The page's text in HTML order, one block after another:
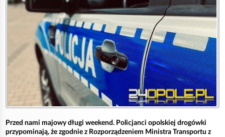
Przed nami majowy długi weekend. Policjanci opolskiej drogówki
przypominają, że zgodnie z Rozporządzeniem Ministra Transportu z